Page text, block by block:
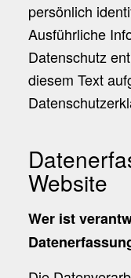
persönlich
Ausführliche
Datenschutz
diesem Text
Website
Wer ist